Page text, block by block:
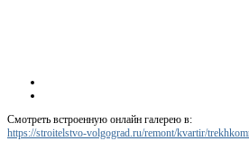
Смотреть встроенную онлайн галерею в:
https://stroitelstvo-volgograd.ru/remont/kvartir/